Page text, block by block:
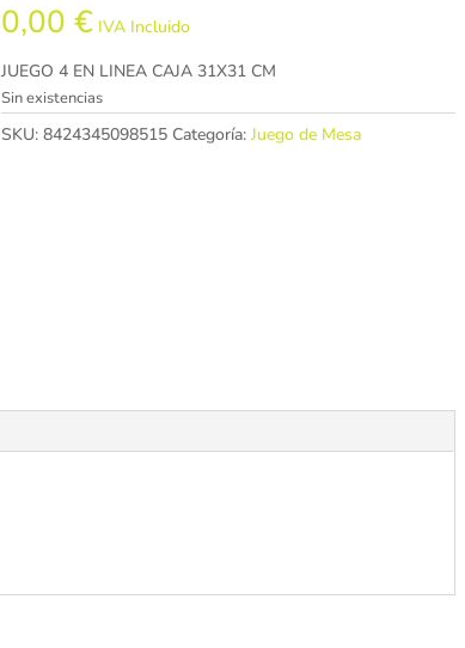
0,00€ IVA Incluido
JUEGO 4 EN LINEA CAJA 31X31 CM
Sin existencias
SKU:8424345098515 Categoría:Juego de Mesa